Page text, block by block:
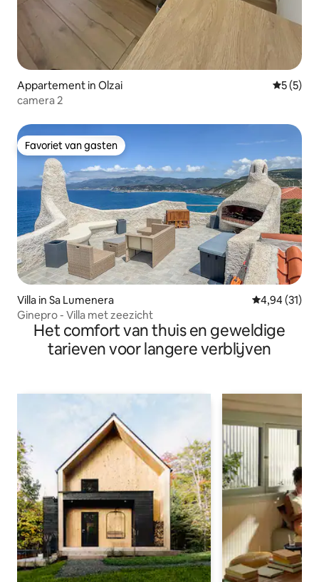
Appartement in Olzai
5 (5)
camera 2
Favoriet van gasten
Favoriet van gasten
Villa in Sa Lumenera Gemiddelde
4,94 (31)
Ginepro - Villa met zeezicht
Het comfort van thuis en geweldige
tarieven voor langere verblijven